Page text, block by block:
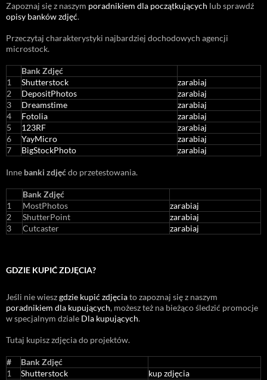
Zapoznaj się z naszym poradnikiem dla początkujących lub sprawdź
opisy banków zdjęć.
Przeczytaj charakterystyki najbardziej dochodowych agencji
microstock.
Bank Zdjęć
1
Shutterstock
zarabiaj
2
DepositPhotos
zarabiaj
3
Dreamstime
zarabiaj
4
Fotolia
zarabiaj
5
123RF
zarabiaj
6
YayMicro
zarabiaj
7
BigStockPhoto zarabiaj
Inne banki zdjęćdo przetestowania.
Bank Zdjęć
1
MostPhotos
zarabiaj
2
ShutterPoint
zarabiaj
3
Cutcaster zarabiaj
GDZIE KUPIĆ ZDJĘCIA?
Jeśli nie wieszgdzie kupić zdjęciato zapoznaj się z naszym
poradnikiem dla kupujących, możesz też na bieżąco śledzić promocje
w specjalnym dziale Dla kupujących.
Tutaj kupisz zdjęcia do projektów.
#
Bank Zdjęć
1
Shutterstock
kup zdjęcia